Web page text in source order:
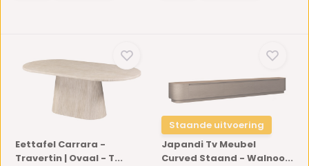
Eettafel Carrara -
Travertin | Ovaal - T...
Staande uitvoering
Japandi Tv Meubel
Curved Staand - Walnoo...